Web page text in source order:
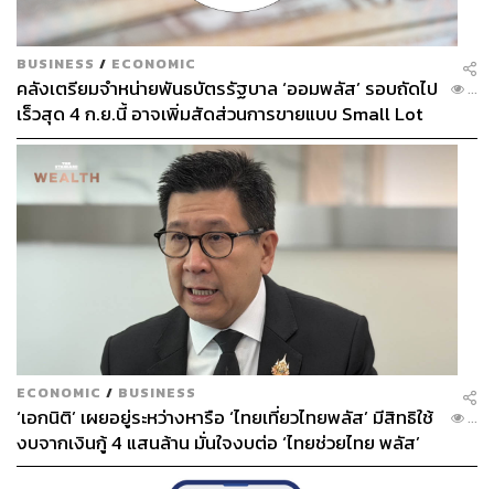
BUSINESS / ECONOMIC
คลังเตรียมจำหน่ายพันธบัตรรัฐบาล ‘ออมพลัส’ รอบถัดไป
เร็วสุด 4 ก.ย.นี้ อาจเพิ่มสัดส่วนการขายแบบ Small Lot
First มากขึ้น
...
ECONOMIC / BUSINESS
‘เอกนิติ’ เผยอยู่ระหว่างหารือ ‘ไทยเที่ยวไทยพลัส’ มีสิทธิใช้
งบจากเงินกู้ 4 แสนล้าน มั่นใจงบต่อ ‘ไทยช่วยไทย พลัส’
เฟส 2 มีเพียงพอ
...